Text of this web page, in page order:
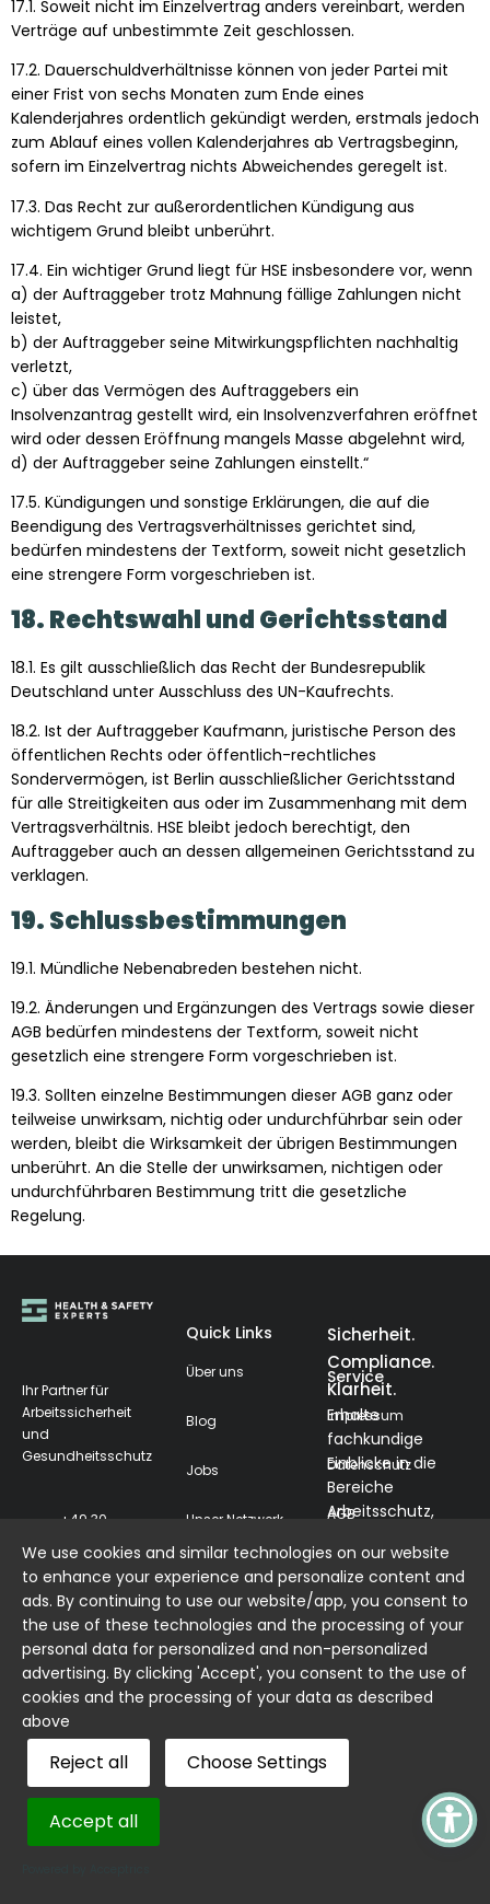
17.1. Soweit nicht im Einzelvertrag anders vereinbart, werden
Verträge auf unbestimmte Zeit geschlossen.
17.2. Dauerschuldverhältnisse können von jeder Partei mit
einer Frist von sechs Monaten zum Ende eines
Kalenderjahres ordentlich gekündigt werden, erstmals jedoch
zum Ablauf eines vollen Kalenderjahres ab Vertragsbeginn,
sofern im Einzelvertrag nichts Abweichendes geregelt ist.
17.3. Das Recht zur außerordentlichen Kündigung aus
wichtigem Grund bleibt unberührt.
17.4. Ein wichtiger Grund liegt für HSE insbesondere vor, wenn
a) der Auftraggeber trotz Mahnung fällige Zahlungen nicht
leistet,
b) der Auftraggeber seine Mitwirkungspflichten nachhaltig
verletzt,
c) über das Vermögen des Auftraggebers ein
Insolvenzantrag gestellt wird, ein Insolvenzverfahren eröffnet
wird oder dessen Eröffnung mangels Masse abgelehnt wird,
d) der Auftraggeber seine Zahlungen einstellt.“
17.5. Kündigungen und sonstige Erklärungen, die auf die
Beendigung des Vertragsverhältnisses gerichtet sind,
bedürfen mindestens der Textform, soweit nicht gesetzlich
eine strengere Form vorgeschrieben ist.
18. Rechtswahl und Gerichtsstand
18.1. Es gilt ausschließlich das Recht der Bundesrepublik
Deutschland unter Ausschluss des UN-Kaufrechts.
18.2. Ist der Auftraggeber Kaufmann, juristische Person des
öffentlichen Rechts oder öffentlich-rechtliches
Sondervermögen, ist Berlin ausschließlicher Gerichtsstand
für alle Streitigkeiten aus oder im Zusammenhang mit dem
Vertragsverhältnis. HSE bleibt jedoch berechtigt, den
Auftraggeber auch an dessen allgemeinen Gerichtsstand zu
verklagen.
19. Schlussbestimmungen
19.1. Mündliche Nebenabreden bestehen nicht.
19.2. Änderungen und Ergänzungen des Vertrags sowie dieser
AGB bedürfen mindestens der Textform, soweit nicht
gesetzlich eine strengere Form vorgeschrieben ist.
19.3. Sollten einzelne Bestimmungen dieser AGB ganz oder
teilweise unwirksam, nichtig oder undurchführbar sein oder
werden, bleibt die Wirksamkeit der übrigen Bestimmungen
unberührt. An die Stelle der unwirksamen, nichtigen oder
undurchführbaren Bestimmung tritt die gesetzliche
Regelung.
Ihr Partner für
Arbeitssicherheit
und
Gesundheitsschutz
+49 30
info@hs-
experts.com
Prenzlauer
Allee 33 10405
Quick Links
Über uns
Blog
Jobs
Unser Netzwerk
Kontakt
Service
Impressum
Datenschutz
AGB
Sicherheit.
Compliance.
Klarheit.
Erhalte
fachkundige
Einblicke in die
Bereiche
Arbeitsschutz,
Einhaltung
gesetzlicher
Vorschriften.
We use cookies and similar technologies on our website
to enhance your experience and personalize content and
ads. By continuing to use our website/app, you consent to
the use of these technologies and the processing of your
personal data for personalized and non-personalized
advertising. By clicking 'Accept', you consent to the use of
cookies and the processing of your data as described
above
Reject all Choose Settings
Accept all